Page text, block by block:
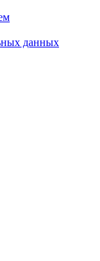
данных